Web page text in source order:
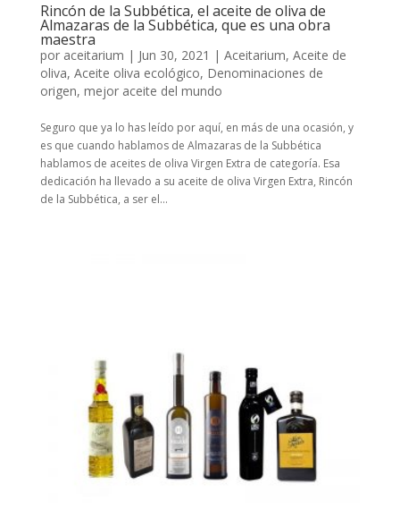
Rincón de la Subbética, el aceite de oliva de
Almazaras de la Subbética, que es una obra
maestra
por aceitarium | Jun 30, 2021 | Aceitarium, Aceite de
oliva, Aceite oliva ecológico, Denominaciones de
origen, mejor aceite del mundo
Seguro que ya lo has leído por aquí, en más de una ocasión, y
es que cuando hablamos de Almazaras de la Subbética
hablamos de aceites de oliva Virgen Extra de categoría. Esa
dedicación ha llevado a su aceite de oliva Virgen Extra, Rincón
de la Subbética, a ser el...